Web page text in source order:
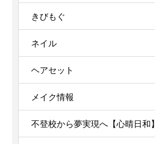
きびもぐ
ネイル
ヘアセット
メイク情報
不登校から夢実現へ【心晴日和】